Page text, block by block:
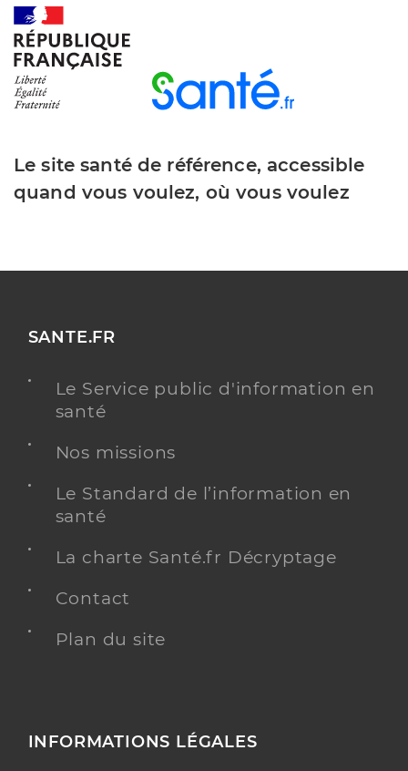
Le site santé de référence, accessible
quand vous voulez, où vous voulez
SANTE.FR
Le Service public d'information en
santé
Nos missions
Le Standard de l’information en
santé
La charte Santé.fr Décryptage
Contact
Plan du site
INFORMATIONS LÉGALES